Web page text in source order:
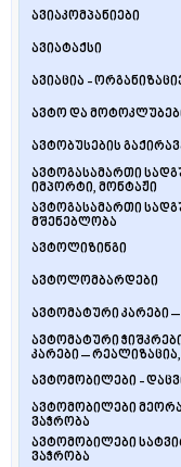
ავიაკომპანიები
ავიატაქსი
ავიაცია -
ავტო და
ავტობუსების
ავტოგასამართი
იმპორტი, მონტაჟი
ავტოგასამართი
მშენებლობა
ავტოლიზინგი
ავტოლომბარდები
ავტომატური კარები
ავტომატური
კარები –
ავტომობილები -
ავტომობილები
ვაჭრობა
ავტომობილები
ვაჭრობა